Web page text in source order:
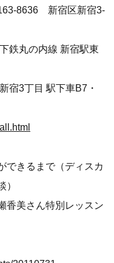
8636 新宿区新宿3-
鉄丸の内線 新宿駅東
宿3丁目 駅下車B7・
できるまで（ディスカ
香美さん特別レッスン